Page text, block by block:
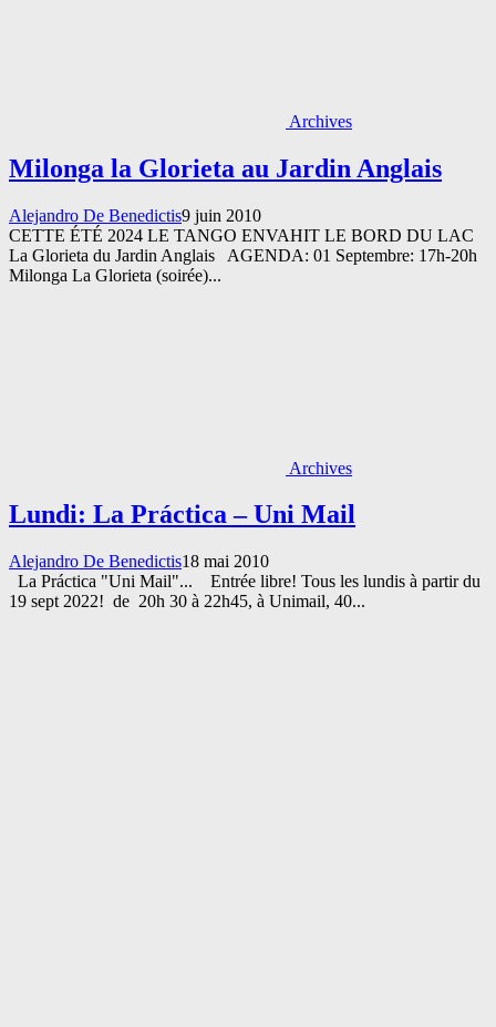
Archives
Milonga la Glorieta au Jardin Anglais
Alejandro De Benedictis9 juin 2010
CETTE ÉTÉ 2024 LE TANGO ENVAHIT LE BORD DU LAC
La Glorieta du Jardin Anglais AGENDA: 01 Septembre: 17h-20h
Milonga La Glorieta (soirée)...
Archives
Lundi: La Práctica – Uni Mail
Alejandro De Benedictis18 mai 2010
La Práctica "Uni Mail"... Entrée libre! Tous les lundis à partir du
19 sept 2022! de 20h 30 à 22h45, à Unimail, 40...